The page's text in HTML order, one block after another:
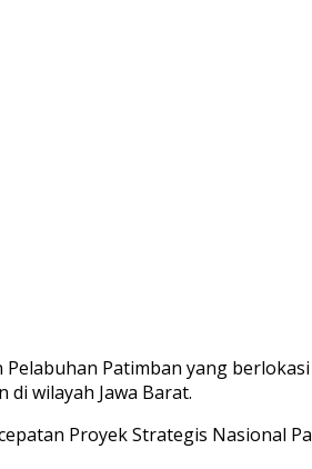
Patimban yang
wilayah Jawa Barat.
Proyek Strategis Nasional